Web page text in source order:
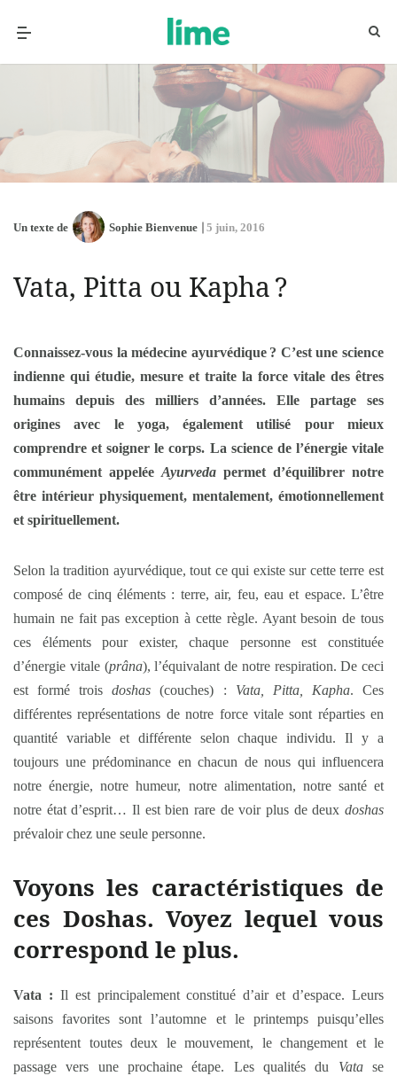
Un texte de Sophie Bienvenue 5 juin, 2016
Vata, Pitta ou Kapha ?
Connaissez-vous la médecine ayurvédique ? C’est une science
indienne qui étudie, mesure et traite la force vitale des êtres
humains depuis des milliers d’années. Elle partage ses
origines avec le yoga, également utilisé pour mieux
comprendre et soigner le corps. La science de l’énergie vitale
communément appelée Ayurveda permet d’équilibrer notre
être intérieur physiquement, mentalement, émotionnellement
et spirituellement.
Selon la tradition ayurvédique, tout ce qui existe sur cette terre est
composé de cinq éléments : terre, air, feu, eau et espace. L’être
humain ne fait pas exception à cette règle. Ayant besoin de tous
ces éléments pour exister, chaque personne est constituée
d’énergie vitale (prâna), l’équivalant de notre respiration. De ceci
est formé troisdoshas(couches) : Vata, Pitta, Kapha. Ces
différentes représentations de notre force vitale sont réparties en
quantité variable et différente selon chaque individu. Il y a
toujours une prédominance en chacun de nous qui influencera
notre énergie, notre humeur, notre alimentation, notre santé et
notre état d’esprit… Il est bien rare de voir plus de deux doshas
prévaloir chez une seule personne.
Voyons les caractéristiques de
ces Doshas. Voyez lequel vous
correspond le plus.
Vata : Il est principalement constitué d’air et d’espace. Leurs
saisons favorites sont l’automne et le printemps puisqu’elles
représentent toutes deux le mouvement, le changement et le
passage vers une prochaine étape. Les qualités du Vatase